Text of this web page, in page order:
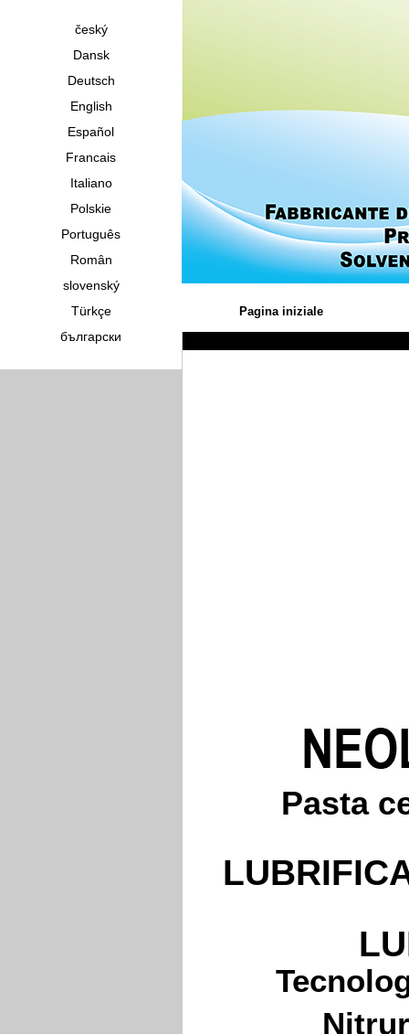
český
Dansk
Deutsch
English
Español
Francais
Italiano
Polskie
Português
Român
slovenský
Türkçe
български
Pagina iniziale
Pasta